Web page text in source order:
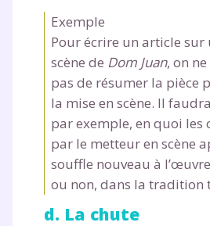
Exemple
Pour écrire un article sur
scène de Dom Juan, on
pas de résumer la pièce
la mise en scène. Il
par exemple, en quoi les
par le metteur en scène
souffle nouveau à
ou non, dans la tradition
d. La chute
suivre les progrès
Tout le programme
la Terminale
Des profs
à la demande par
vidéo
TESTER